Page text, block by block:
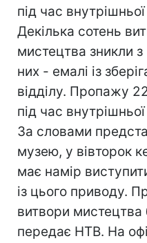
під час
Декілька сотень
мистецтва зникли
них - емалі із
відділу. Пропажу
під час
За словами
музею, у вівторок
має намір
із цього приводу.
витвори мистецтва
передає НТВ. На